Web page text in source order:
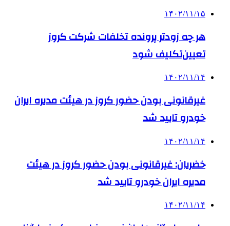
۱۴۰۲/۱۱/۱۵
هر چه زودتر پرونده تخلفات شرکت کروز
تعیین‌تکلیف شود
۱۴۰۲/۱۱/۱۴
غیرقانونی بودن حضور کروز در هیئت مدیره ایران‌
خودرو تایید شد
۱۴۰۲/۱۱/۱۴
خضریان: غیرقانونی بودن حضور کروز در هیئت
مدیره ایران‌ خودرو تایید شد
۱۴۰۲/۱۱/۱۴